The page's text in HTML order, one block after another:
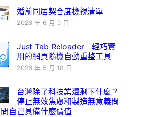
婚前同居契合度檢視清單
2026 年 6 月 9 日
Just Tab Reloader：輕巧實
用的網頁隨機自動重整工具
2026 年 5 月 18 日
台灣除了科技業還剩下什麼？
停止無效焦慮和製造無意義問
自己具備什麼價值